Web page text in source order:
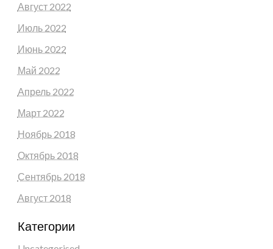
Август 2022
Июль 2022
Июнь 2022
Май 2022
Апрель 2022
Март 2022
Ноябрь 2018
Октябрь 2018
Сентябрь 2018
Август 2018
Категории